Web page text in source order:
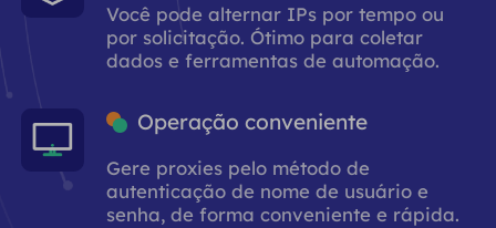
Você pode alternar IPs por tempo ou
por solicitação. Ótimo para coletar
dados e ferramentas de automação.
Operação conveniente
Gere proxies pelo método de
autenticação de nome de usuário e
senha, de forma conveniente e rápida.